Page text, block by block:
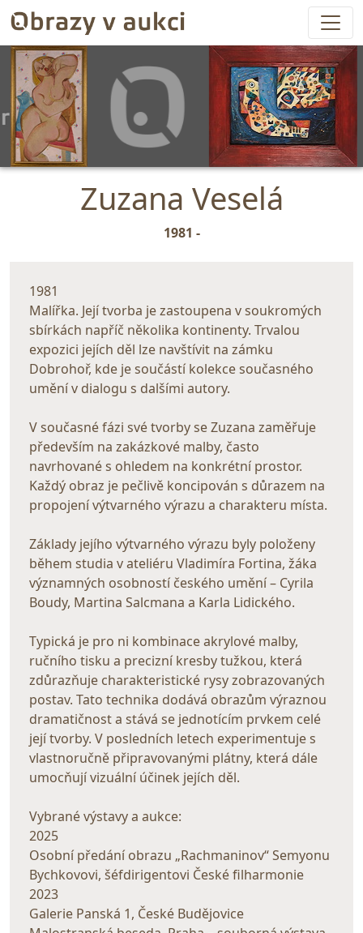
Zuzana Veselá
1981 -
1981
Malířka. Její tvorba je zastoupena v soukromých
sbírkách napříč několika kontinenty. Trvalou
expozici jejích děl lze navštívit na zámku
Dobrohoř, kde je součástí kolekce současného
umění v dialogu s dalšími autory.
V současné fázi své tvorby se Zuzana zaměřuje
především na zakázkové malby, často
navrhované s ohledem na konkrétní prostor.
Každý obraz je pečlivě koncipován s důrazem na
propojení výtvarného výrazu a charakteru místa.
Základy jejího výtvarného výrazu byly položeny
během studia v ateliéru Vladimíra Fortina, žáka
významných osobností českého umění – Cyrila
Boudy, Martina Salcmana a Karla Lidického.
Typická je pro ni kombinace akrylové malby,
ručního tisku a precizní kresby tužkou, která
zdůrazňuje charakteristické rysy zobrazovaných
postav. Tato technika dodává obrazům výraznou
dramatičnost a stává se jednotícím prvkem celé
její tvorby. V posledních letech experimentuje s
vlastnoručně připravovanými plátny, která dále
umocňují vizuální účinek jejích děl.
Vybrané výstavy a aukce:
2025
Osobní předání obrazu „Rachmaninov“ Semyonu
Bychkovovi, šéfdirigentovi České filharmonie
2023
Galerie Panská 1, České Budějovice